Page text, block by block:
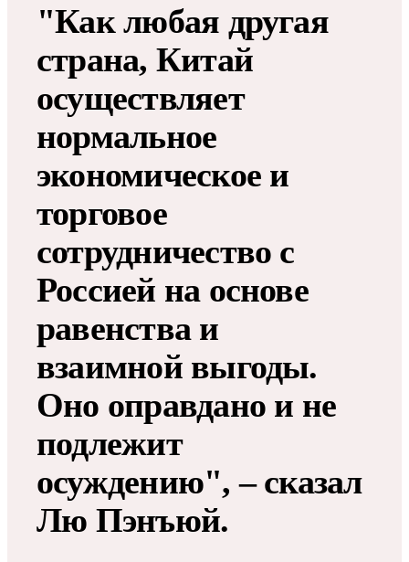
"Как любая другая
страна, Китай
осуществляет
нормальное
экономическое и
торговое
сотрудничество с
Россией на основе
равенства и
взаимной выгоды.
Оно оправдано и не
подлежит
осуждению", – сказал
Лю Пэнъюй.